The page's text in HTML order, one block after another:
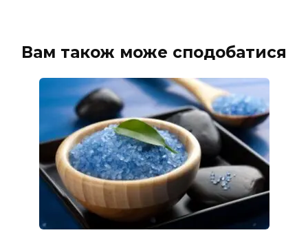
Вам також може сподобатися